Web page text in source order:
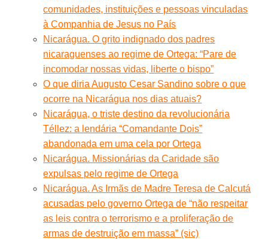
comunidades, instituições e pessoas vinculadas
à Companhia de Jesus no País
Nicarágua. O grito indignado dos padres
nicaraguenses ao regime de Ortega: “Pare de
incomodar nossas vidas, liberte o bispo”
O que diria Augusto Cesar Sandino sobre o que
ocorre na Nicarágua nos dias atuais?
Nicarágua, o triste destino da revolucionária
Téllez: a lendária “Comandante Dois”
abandonada em uma cela por Ortega
Nicarágua. Missionárias da Caridade são
expulsas pelo regime de Ortega
Nicarágua. As Irmãs de Madre Teresa de Calcutá
acusadas pelo governo Ortega de “não respeitar
as leis contra o terrorismo e a proliferação de
armas de destruição em massa” (sic)